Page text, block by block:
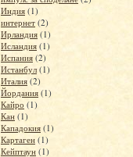
Индия (1)
интернет (2)
Ирландия (1)
Исландия (1)
Испания (2)
Истанбул (1)
Италия (2)
Йордания (1)
Кайро (1)
Кан (1)
Кападокия (1)
Картаген (1)
Кейптаун (1)